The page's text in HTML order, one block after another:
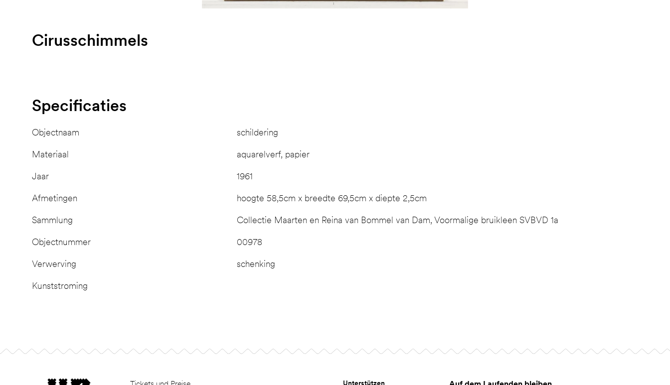
Cirusschimmels
Specificaties
Objectnaam schildering
Materiaal aquarelverf, papier
Jaar 1961
Afmetingen hoogte 58,5cm x breedte 69,5cm x diepte 2,5cm
Sammlung Collectie Maarten en Reina van Bommel van Dam, Voormalige bruikleen SVBVD 1a
Objectnummer 00978
Verwerving schenking
Kunststroming
Unterstützen